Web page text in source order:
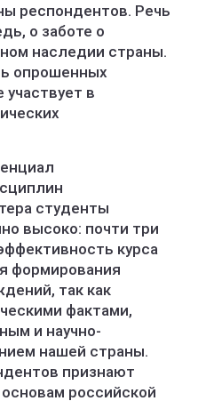
респондентов. Речь
о заботе о
наследии страны.
опрошенных
участвует в
студенты
высоко: почти три
курса
формирования
так как
фактами,
и научно-
нашей страны.
признают
российской